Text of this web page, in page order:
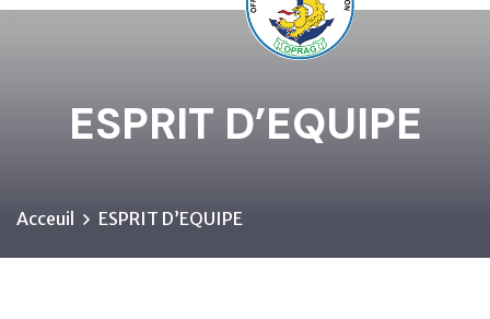
ESPRIT D’EQUIPE
Acceuil ESPRIT D’EQUIPE